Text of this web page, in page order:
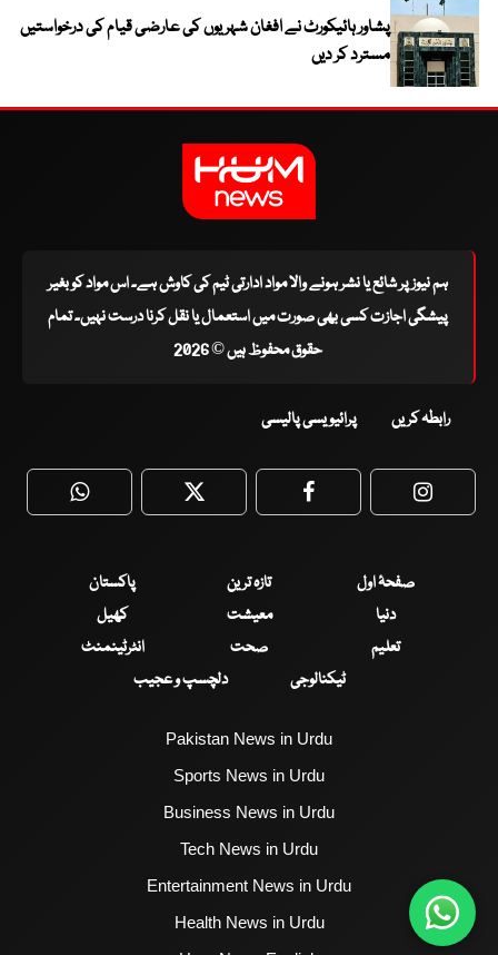
پشاور ہائیکورٹ نے افغان شہریوں کی عارضی قیام کی درخواستیں
مسترد کر دیں
ہم نیوز پر شائع یا نشر ہونے والا مواد ادارتی ٹیم کی کاوش ہے۔ اس مواد کو بغیر
پیشگی اجازت کسی بھی صورت میں استعمال یا نقل کرنا درست نہیں۔ تمام
حقوق محفوظ ہیں © 2026
رابطہ کریں پرائیویسی پالیسی
WhatsApp Twitter Facebook
صفحۂ اول تازہ ترین
پاکستان
دنیا
معیشت
کھیل
تعلیم
صحت
انٹرٹینمنٹ
ٹیکنالوجی
دلچسپ و عجیب
Pakistan News in Urdu
Sports News in Urdu
Business News in Urdu
Tech News in Urdu
Entertainment News in Urdu
Health News in Urdu